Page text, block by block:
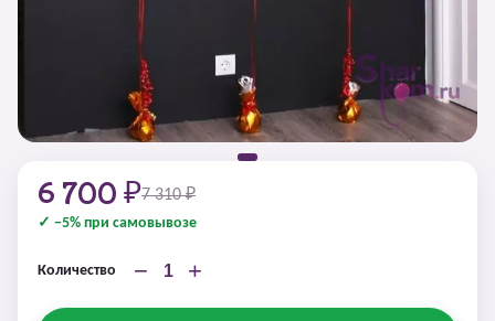
6 700 ₽7 310 ₽
✓ −5% при самовывозе
Количество − +